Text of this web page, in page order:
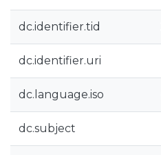
dc.identifier.tid
dc.identifier.uri
dc.language.iso
dc.subject